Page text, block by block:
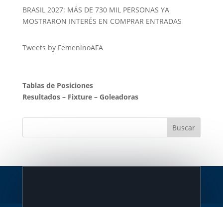
BRASIL 2027: MÁS DE 730 MIL PERSONAS YA
MOSTRARON INTERÉS EN COMPRAR ENTRADAS
Tweets by FemeninoAFA
Tablas de Posiciones
Resultados– Fixture– Goleadoras